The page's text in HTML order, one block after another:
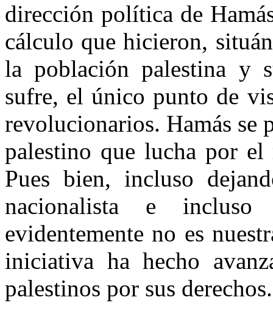
dirección política de
cálculo que hicieron,
la población palestina y
sufre, el único punto de
revolucionarios. Hamás se
palestino que lucha por el
Pues bien, incluso
nacionalista e
evidentemente no es
iniciativa ha hecho
palestinos por sus derechos.